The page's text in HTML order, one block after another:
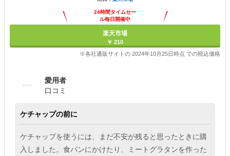
24時間タイムセー
ル毎日開催中
楽天市場
￥ 210
※各社通販サイトの 2024年10月25日時点 での税込価格
愛用者
口コミ
ケチャップの前に
ケチャップを使うには、まだ不安が残ると思ったときに購
入しました。食パンにかけたり、ミートグラタンを作った